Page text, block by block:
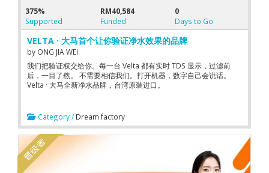
375%
Supported
RM40,584
Funded
0
Days to Go
VELTA · 大马首个让你验证净水效果的品牌
by ONG JIA WEI
我们把验证权交给你。每一台 Velta 都有实时 TDS 显示，过滤前
后，一目了然。 不需要相信我们。打开机器，数字自己会说话。
Velta · 大马全新净水品牌，台湾原装进口。
Category / Dream factory